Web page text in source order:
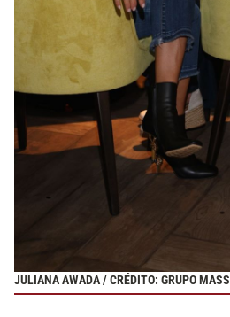
JULIANA AWADA / CRÉDITO: GRUPO MASS